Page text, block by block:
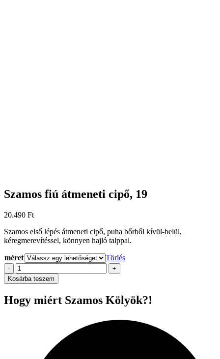
Szamos fiú átmeneti cipő, 19
20.490 Ft
Szamos első lépés átmeneti cipő, puha bőrből kívül-belül,
kéregmerevítéssel, könnyen hajló talppal.
méret Törlés
-
Szamos
fiú
átmeneti
19
+
Kosárba teszem
Hogy miért Szamos Kölyök?!